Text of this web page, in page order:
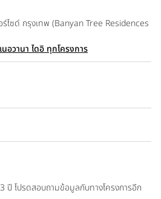
ร์ไซด์ กรุงเทพ (Banyan Tree Residences
นอวานา ไดอิ ทุกโครงการ
ปี โปรดสอบถามข้อมูลกับทางโครงการอีก